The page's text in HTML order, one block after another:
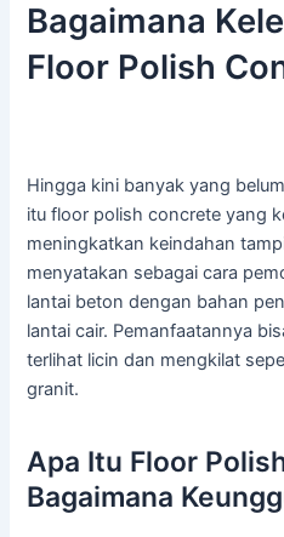
Bagaimana
Floor Polish
Hingga kini banyak yang
itu floor polish concrete yang
meningkatkan keindahan
menyatakan sebagai cara
lantai beton dengan bahan
lantai cair. Pemanfaatannya
terlihat licin dan mengkilat
granit.
Apa Itu Floor
Bagaimana